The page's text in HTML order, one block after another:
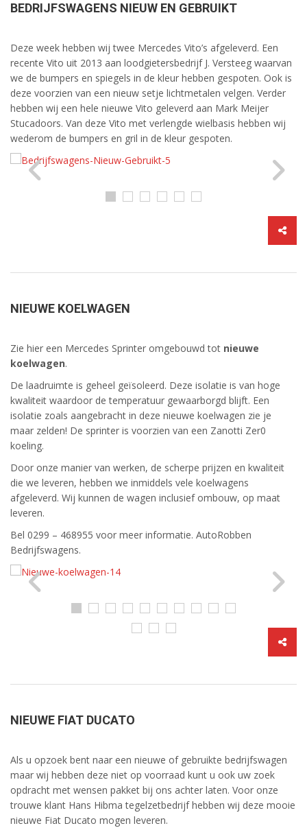
BEDRIJFSWAGENS NIEUW EN GEBRUIKT
Deze week hebben wij twee Mercedes Vito’s afgeleverd. Een
recente Vito uit 2013 aan loodgietersbedrijf J. Versteeg waarvan
we de bumpers en spiegels in de kleur hebben gespoten. Ook is
deze voorzien van een nieuw setje lichtmetalen velgen. Verder
hebben wij een hele nieuwe Vito geleverd aan Mark Meijer
Stucadoors. Van deze Vito met verlengde wielbasis hebben wij
wederom de bumpers en gril in de kleur gespoten.
NIEUWE KOELWAGEN
Zie hier een Mercedes Sprinter omgebouwd tot nieuwe
koelwagen.
De laadruimte is geheel geïsoleerd. Deze isolatie is van hoge
kwaliteit waardoor de temperatuur gewaarborgd blijft. Een
isolatie zoals aangebracht in deze nieuwe koelwagen zie je
maar zelden! De sprinter is voorzien van een Zanotti Zer0
koeling.
Door onze manier van werken, de scherpe prijzen en kwaliteit
die we leveren, hebben we inmiddels vele koelwagens
afgeleverd. Wij kunnen de wagen inclusief ombouw, op maat
leveren.
Bel 0299 – 468955 voor meer informatie. AutoRobben
Bedrijfswagens.
NIEUWE FIAT DUCATO
Als u opzoek bent naar een nieuwe of gebruikte bedrijfswagen
maar wij hebben deze niet op voorraad kunt u ook uw zoek
opdracht met wensen pakket bij ons achter laten. Voor onze
trouwe klant Hans Hibma tegelzetbedrijf hebben wij deze mooie
nieuwe Fiat Ducato mogen leveren.